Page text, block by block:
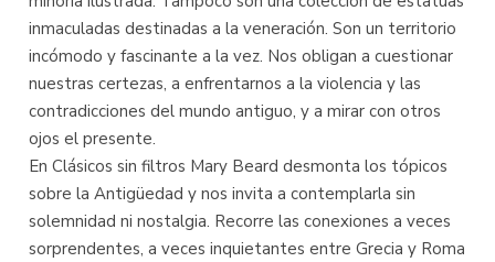
inmaculadas destinadas a la veneración. Son un territorio
incómodo y fascinante a la vez. Nos obligan a cuestionar
nuestras certezas, a enfrentarnos a la violencia y las
contradicciones del mundo antiguo, y a mirar con otros
ojos el presente.
En Clásicos sin filtros Mary Beard desmonta los tópicos
sobre la Antigüedad y nos invita a contemplarla sin
solemnidad ni nostalgia. Recorre las conexiones a veces
sorprendentes, a veces inquietantes entre Grecia y Roma